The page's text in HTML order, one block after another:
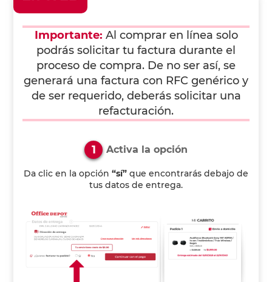
Importante: Al comprar en línea solo
podrás solicitar tu factura durante el
proceso de compra. De no ser así, se
generará una factura con RFC genérico y
de ser requerido, deberás solicitar una
refacturación.
1 Activa la opción
Da clic en la opción “sí” que encontrarás debajo de
tus datos de entrega.